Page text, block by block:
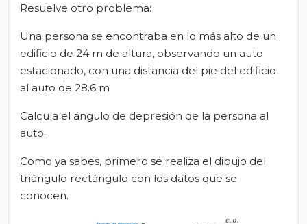
Resuelve otro problema:
Una persona se encontraba en lo más alto de un
edificio de 24 m de altura, observando un auto
estacionado, con una distancia del pie del edificio
al auto de 28.6 m
Calcula el ángulo de depresión de la persona al
auto.
Como ya sabes, primero se realiza el dibujo del
triángulo rectángulo con los datos que se
conocen.